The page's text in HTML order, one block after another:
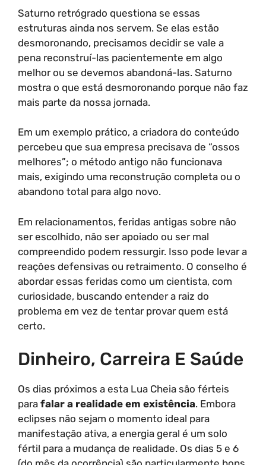
Saturno retrógrado questiona se essas
estruturas ainda nos servem. Se elas estão
desmoronando, precisamos decidir se vale a
pena reconstruí-las pacientemente em algo
melhor ou se devemos abandoná-las. Saturno
mostra o que está desmoronando porque não faz
mais parte da nossa jornada.
Em um exemplo prático, a criadora do conteúdo
percebeu que sua empresa precisava de “ossos
melhores”; o método antigo não funcionava
mais, exigindo uma reconstrução completa ou o
abandono total para algo novo.
Em relacionamentos, feridas antigas sobre não
ser escolhido, não ser apoiado ou ser mal
compreendido podem ressurgir. Isso pode levar a
reações defensivas ou retraimento. O conselho é
abordar essas feridas como um cientista, com
curiosidade, buscando entender a raiz do
problema em vez de tentar provar quem está
certo.
Dinheiro, Carreira E Saúde
Os dias próximos a esta Lua Cheia são férteis
para falar a realidade em existência. Embora
eclipses não sejam o momento ideal para
manifestação ativa, a energia geral é um solo
fértil para a mudança de realidade. Os dias 5 e 6